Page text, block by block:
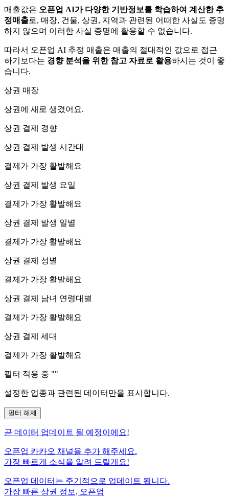
매출값은 오픈업 AI가 다양한 기반정보를 학습하여 계산한 추
정매출로, 매장, 건물, 상권, 지역과 관련된 어떠한 사실도 증명
하지 않으며 이러한 사실 증명에 활용할 수 없습니다.
따라서 오픈업 AI 추정 매출은 매출의 절대적인 값으로 접근
하기보다는 경향 분석을 위한 참고 자료로 활용하시는 것이 좋
습니다.
상권 매장
상권에 새로 생겼어요.
상권 결제 경향
상권 결제 발생 시간대
결제가 가장 활발해요
상권 결제 발생 요일
결제가 가장 활발해요
상권 결제 발생 일별
결제가 가장 활발해요
상권 결제 성별
결제가 가장 활발해요
상권 결제 남녀 연령대별
결제가 가장 활발해요
상권 결제 세대
결제가 가장 활발해요
필터 적용 중 ""
설정한 업종과 관련된 데이터만을 표시합니다.
필터 해제
곧 데이터 업데이트 될 예정이에요!
오픈업 카카오 채널을 추가 해주세요.
가장 빠르게 소식을 알려 드릴게요!
오픈업 데이터는 주기적으로 업데이트 됩니다.
가장 빠른 상권 정보, 오픈업